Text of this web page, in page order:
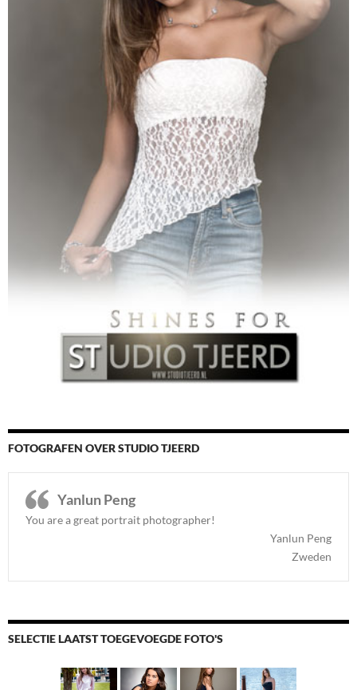
FOTOGRAFEN OVER STUDIO TJEERD
Yanlun Peng
You are a great portrait photographer!
Yanlun Peng
Zweden
SELECTIE LAATST TOEGEVOEGDE FOTO'S